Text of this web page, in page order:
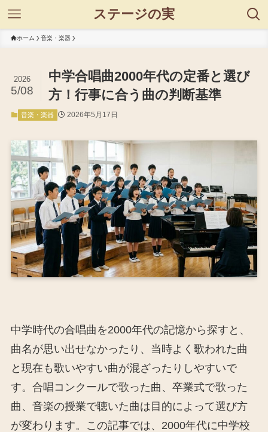
ステージの実
ホーム 音楽・楽器
中学合唱曲2000年代の定番と選び
方！行事に合う曲の判断基準
2026
5/08
音楽・楽器 2026年5月17日
中学時代の合唱曲を2000年代の記憶から探すと、
曲名が思い出せなかったり、当時よく歌われた曲
と現在も歌いやすい曲が混ざったりしやすいで
す。合唱コンクールで歌った曲、卒業式で歌った
曲、音楽の授業で聴いた曲は目的によって選び方
が変わります。この記事では、2000年代に中学校